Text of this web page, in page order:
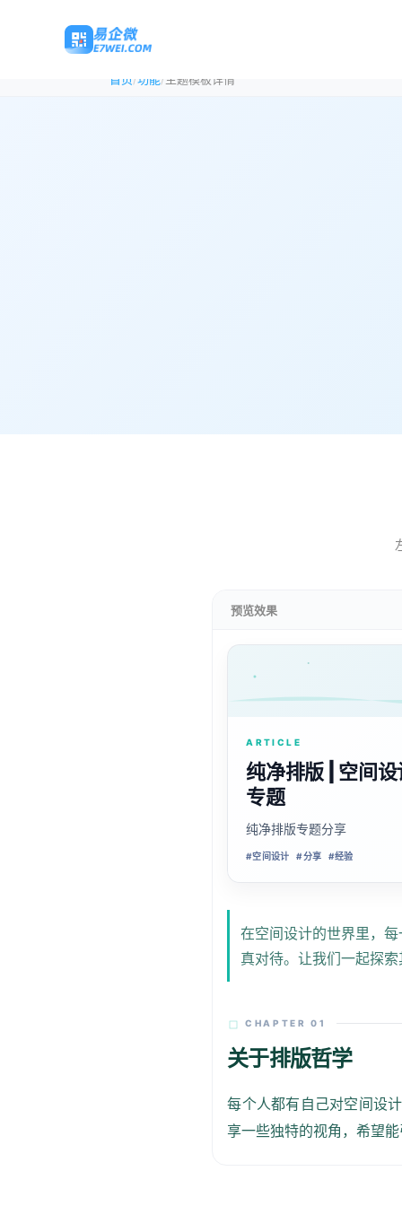
首页/功能/ 主题模板详情
预览效果
ARTICLE
纯净排版 | 空间设
专题
纯净排版专题分享
#空间设计 #分享 #经验
在空间设计的世界里，
真对待。让我们一起探索
CHAPTER 01
关于排版哲学
每个人都有自己对空间设
享一些独特的视角，希望能